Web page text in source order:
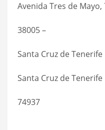
Avenida Tres de Mayo,
38005 –
Santa Cruz de Tenerife
Santa Cruz de Tenerife
74937